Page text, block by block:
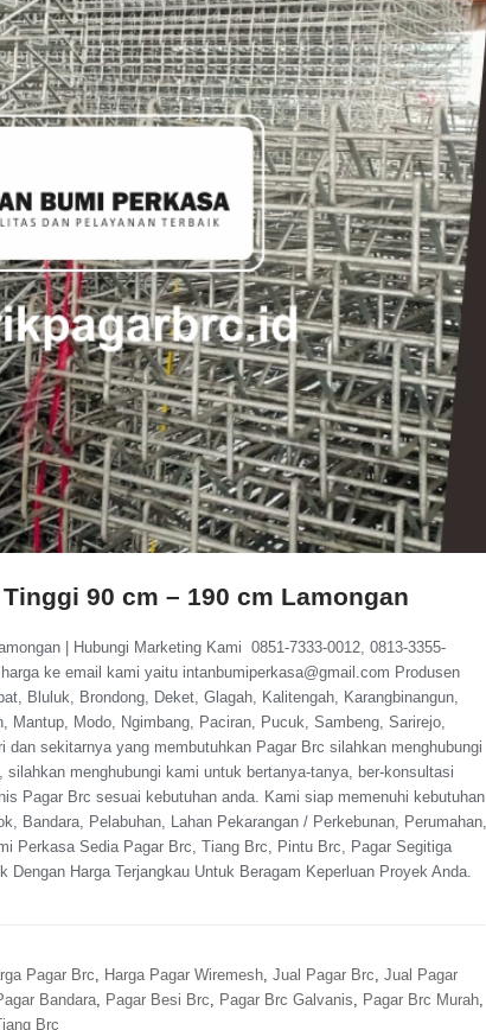
90 cm – 190 cm Lamongan
| Hubungi Marketing Kami 0851-7333-0012, 0813-3355-
ke email kami yaitu intanbumiperkasa@gmail.com Produsen
Bluluk, Brondong, Deket, Glagah, Kalitengah, Karangbinangun,
Mantup, Modo, Ngimbang, Paciran, Pucuk, Sambeng, Sarirejo,
sekitarnya yang membutuhkan Pagar Brc silahkan menghubungi
menghubungi kami untuk bertanya-tanya, ber-konsultasi
Pagar Brc sesuai kebutuhan anda. Kami siap memenuhi kebutuhan
Bandara, Pelabuhan, Lahan Pekarangan / Perkebunan, Perumahan,
Perkasa Sedia Pagar Brc, Tiang Brc, Pintu Brc, Pagar Segitiga
Harga Terjangkau Untuk Beragam Keperluan Proyek Anda.
Pagar Brc Harga Pagar Wiremesh Jual Pagar Brc Jual Pagar
Bandara Pagar Besi Brc Pagar Brc Galvanis Pagar Brc Murah
Brc